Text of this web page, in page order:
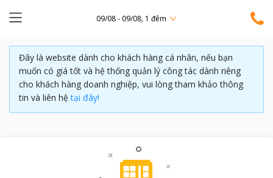
09/08 - 09/08, 1 đêm
Đây là website dành cho khách hàng cá nhân, nếu bạn
muốn có giá tốt và hệ thống quản lý công tác dành riêng
cho khách hàng doanh nghiệp, vui lòng tham khảo thông
tin và liên hệ tại đây!